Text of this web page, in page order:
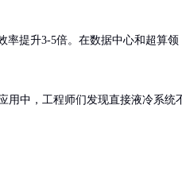
率提升3-5倍。在数据中心和超算领
用中，工程师们发现直接液冷系统